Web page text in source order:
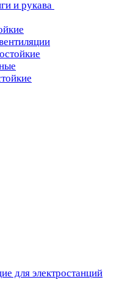
и рукава
для электростанций